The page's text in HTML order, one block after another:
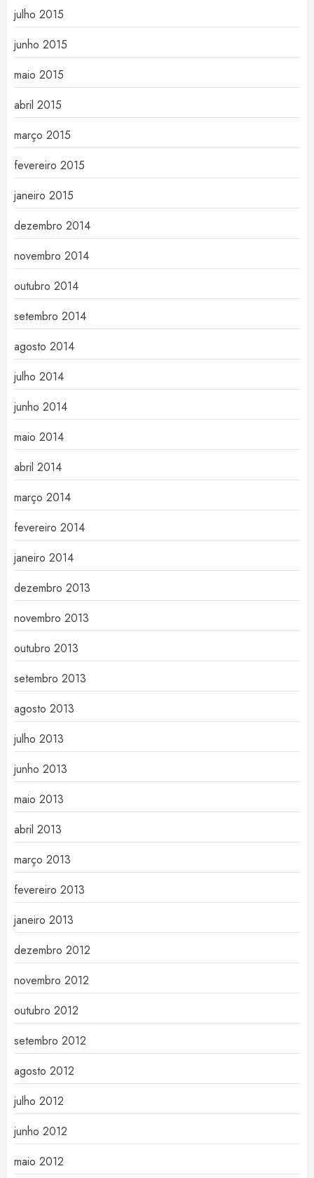
julho 2015
junho 2015
maio 2015
abril 2015
março 2015
fevereiro 2015
janeiro 2015
dezembro 2014
novembro 2014
outubro 2014
setembro 2014
agosto 2014
julho 2014
junho 2014
maio 2014
abril 2014
março 2014
fevereiro 2014
janeiro 2014
dezembro 2013
novembro 2013
outubro 2013
setembro 2013
agosto 2013
julho 2013
junho 2013
maio 2013
abril 2013
março 2013
fevereiro 2013
janeiro 2013
dezembro 2012
novembro 2012
outubro 2012
setembro 2012
agosto 2012
julho 2012
junho 2012
maio 2012